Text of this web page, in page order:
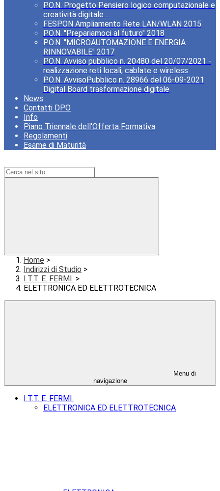
P.O.N. Progetto Pensiero logico computazionale e
creatività digitale ...
FESPON Ampliamento Rete LAN/WLAN 2015
P.O.N. "Prepariamoci al futuro" 2018
P.O.N. "MICROAUTOMAZIONE E ENERGIA
RINNOVABILE" 2017
P.O.N. Avviso pubblico n. 20480 del 20/07/2021 -
realizzazione reti locali, cablate e wireless
P.O.N. AvvisoPubblico n. 28966 del 06-09-2021
Digital Board trasformazione digitale
News
Contatti DPO
Info
Piano Triennale dell'Offerta Formativa
Regolamenti
Esame di Maturità
Home >
Indirizzi di Studio >
I.T.T. E. FERMI. >
ELETTRONICA ED ELETTROTECNICA
Menu di
navigazione
I.T.T. E. FERMI.
ELETTRONICA ED ELETTROTECNICA